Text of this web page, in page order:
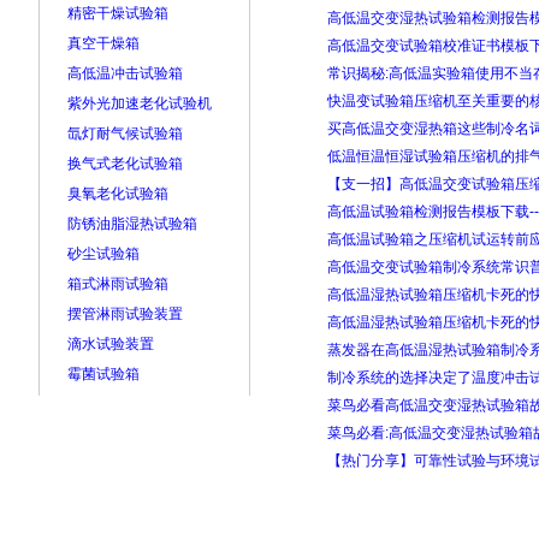
精密干燥试验箱
真空干燥箱
高低温冲击试验箱
紫外光加速老化试验机
氙灯耐气候试验箱
换气式老化试验箱
臭氧老化试验箱
防锈油脂湿热试验箱
砂尘试验箱
箱式淋雨试验箱
摆管淋雨试验装置
滴水试验装置
霉菌试验箱
高低温交变湿热试验箱检测报告
高低温交变试验箱校准证书模板
常识揭秘:高低温实验箱使用不当
快温变试验箱压缩机至关重要的
买高低温交变湿热箱这些制冷名
低温恒温恒湿试验箱压缩机的排
【支一招】高低温交变试验箱压
高低温试验箱检测报告模板下载
高低温试验箱之压缩机试运转前
高低温交变试验箱制冷系统常识
高低温湿热试验箱压缩机卡死的
高低温湿热试验箱压缩机卡死的
蒸发器在高低温湿热试验箱制冷
制冷系统的选择决定了温度冲击
菜鸟必看高低温交变湿热试验箱
菜鸟必看:高低温交变湿热试验箱
【热门分享】可靠性试验与环境